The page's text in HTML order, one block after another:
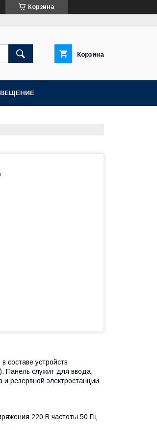
Корзина
Корзина
устройств
Панель служит для ввода,
и резервной электростанции
220 В частоты 50 Гц